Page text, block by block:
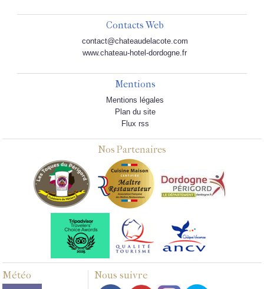
Contacts Web
contact@chateaudelacote.com
www.chateau-hotel-dordogne.fr
Mentions
Mentions légales
Plan du site
Flux rss
Nos Partenaires
Météo Nous suivre